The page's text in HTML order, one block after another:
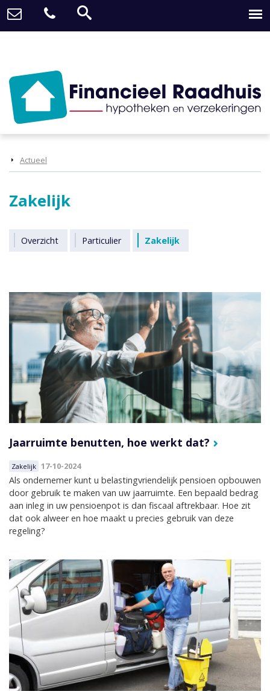
Actueel
Zakelijk
Overzicht Particulier Zakelijk
Jaarruimte benutten, hoe werkt dat?
Zakelijk 17-10-2024
Als ondernemer kunt u belastingvriendelijk pensioen opbouwen
door gebruik te maken van uw jaarruimte. Een bepaald bedrag
aan inleg in uw pensioenpot is dan fiscaal aftrekbaar. Hoe zit
dat ook alweer en hoe maakt u precies gebruik van deze
regeling?